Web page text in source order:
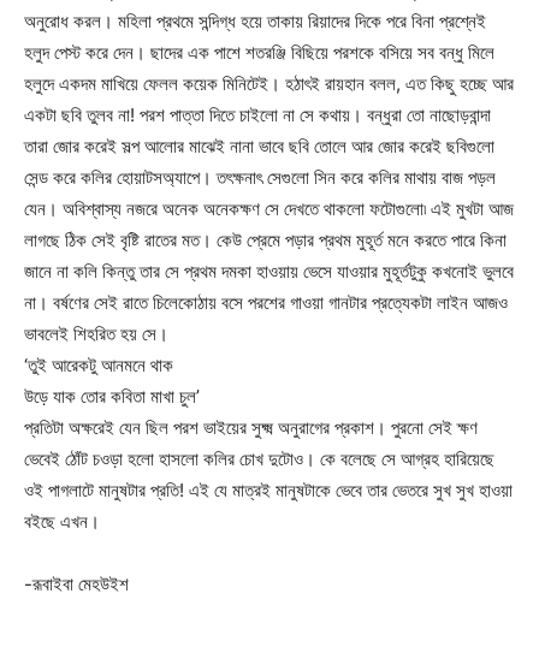
অনুরোধ করল। মহিলা প্রথমে সন্দিগ্ধ হয়ে তাকায় রিয়াদের দিকে পরে বিনা প্রশ্নেই
হলুদ পেস্ট করে দেন। ছাদের এক পাশে শতরঞ্জি বিছিয়ে পরশকে বসিয়ে সব বন্ধু মিলে
হলুদে একদম মাখিয়ে ফেলল কয়েক মিনিটেই। হঠাৎই রায়হান বলল, এত কিছু হচ্ছে আর
একটা ছবি তুলব না! পরশ পাত্তা দিতে চাইলো না সে কথায়। বন্ধুরা তো নাছোড়বান্দা
তারা জোর করেই সল্প আলোর মাঝেই নানা ভাবে ছবি তোলে আর জোর করেই ছবিগুলো
সেন্ড করে কলির হোয়াটসঅ্যাপে। তৎক্ষনাৎ সেগুলো সিন করে কলির মাথায় বাজ পড়ল
যেন। অবিশ্বাস্য নজরে অনেক অনেকক্ষণ সে দেখতে থাকলো ফটোগুলো৷ এই মুখটা আজ
লাগছে ঠিক সেই বৃষ্টি রাতের মত। কেউ প্রেমে পড়ার প্রথম মুহূর্ত মনে করতে পারে কিনা
জানে না কলি কিন্তু তার সে প্রথম দমকা হাওয়ায় ভেসে যাওয়ার মুহূর্তটুকু কখনোই ভুলবে
না। বর্ষণের সেই রাতে চিলেকোঠায় বসে পরশের গাওয়া গানটার প্রত্যেকটা লাইন আজও
ভাবলেই শিহরিত হয় সে।
‘তুই আরেকটু আনমনে থাক
উড়ে যাক তোর কবিতা মাখা চুল’
প্রতিটা অক্ষরেই যেন ছিল পরশ ভাইয়ের সুক্ষ্ম অনুরাগের প্রকাশ। পুরনো সেই ক্ষণ
ভেবেই ঠোঁট চওড়া হলো হাসলো কলির চোখ দুটোও। কে বলেছে সে আগ্রহ হারিয়েছে
ওই পাগলাটে মানুষটার প্রতি! এই যে মাত্রই মানুষটাকে ভেবে তার ভেতরে সুখ সুখ হাওয়া
বইছে এখন।
-রূবাইবা মেহউইশ